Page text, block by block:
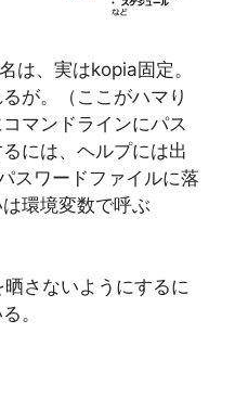
は、実はkopia固定。
が。（ここがハマり
マンドラインにパス
には、ヘルプには出
スワードファイルに落
環境変数で呼ぶ
さないようにするに
。